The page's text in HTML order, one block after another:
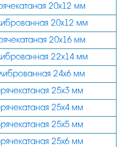
53
55
60
65
70
75
80
60
65
70
75
80
90
100
20х12 мм
20х12 мм
20х16 мм
22х14 мм
24х6 мм
25х3 мм
25х4 мм
25х5 мм
25х6 мм